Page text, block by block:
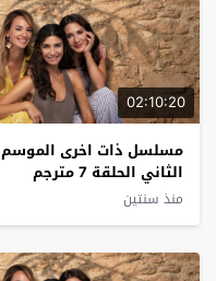
02:10:20
مسلسل ذات اخرى الموسم
الثاني الحلقة 7 مترجم
منذ سنتين